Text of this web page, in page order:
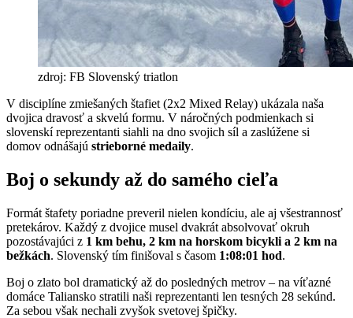
zdroj: FB Slovenský triatlon
V disciplíne zmiešaných štafiet (2x2 Mixed Relay) ukázala naša
dvojica dravosť a skvelú formu. V náročných podmienkach si
slovenskí reprezentanti siahli na dno svojich síl a zaslúžene si
domov odnášajú strieborné medaily.
Boj o sekundy až do samého cieľa
Formát štafety poriadne preveril nielen kondíciu, ale aj všestrannosť
pretekárov. Každý z dvojice musel dvakrát absolvovať okruh
pozostávajúci z 1 km behu, 2 km na horskom bicykli a 2 km na
bežkách. Slovenský tím finišoval s časom 1:08:01 hod.
Boj o zlato bol dramatický až do posledných metrov – na víťazné
domáce Taliansko stratili naši reprezentanti len tesných 28 sekúnd.
Za sebou však nechali zvyšok svetovej špičky.